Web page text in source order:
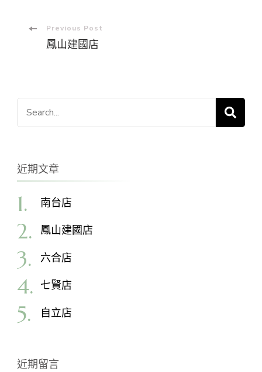
PostPrevious Post
鳳山建國店
Search
for:
近期文章
南台店
鳳山建國店
六合店
七賢店
自立店
近期留言